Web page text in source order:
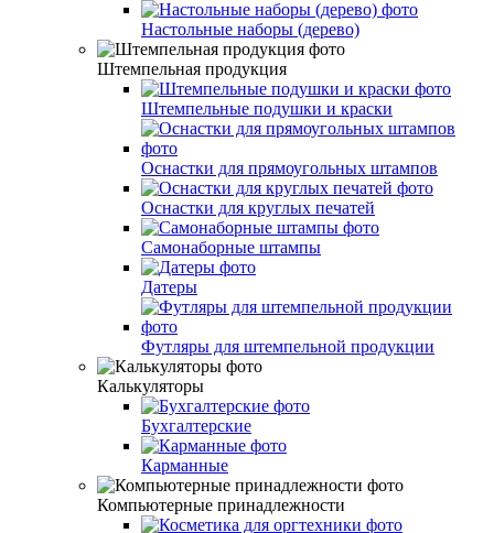
Настольные наборы (дерево)
Штемпельная продукция
Штемпельные подушки и краски
Оснастки для прямоугольных штампов
Оснастки для круглых печатей
Самонаборные штампы
Датеры
Футляры для штемпельной продукции
Калькуляторы
Бухгалтерские
Карманные
Компьютерные принадлежности